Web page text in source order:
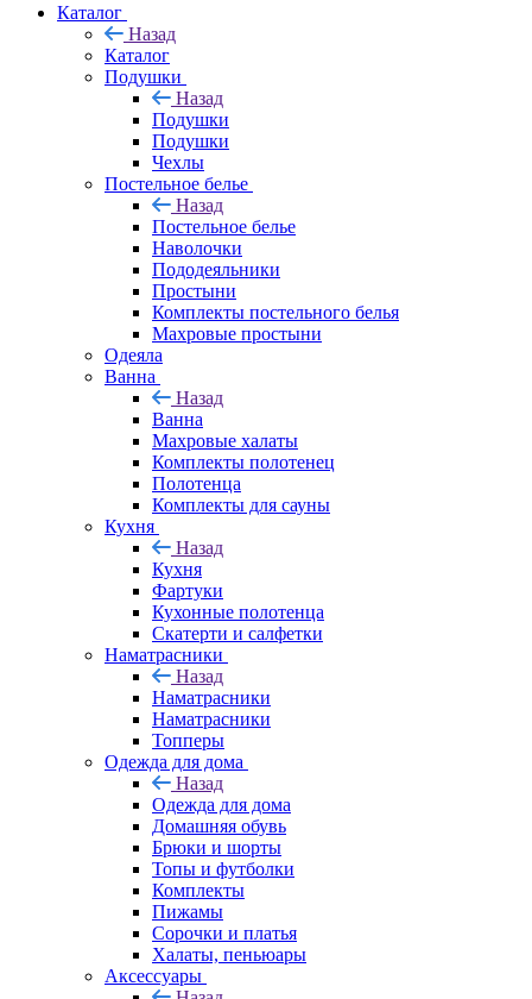
Каталог
Назад
Каталог
Подушки
Назад
Подушки
Подушки
Чехлы
Постельное белье
Назад
Постельное белье
Наволочки
Пододеяльники
Простыни
Комплекты постельного белья
Махровые простыни
Одеяла
Ванна
Назад
Ванна
Махровые халаты
Комплекты полотенец
Полотенца
Комплекты для сауны
Кухня
Назад
Кухня
Фартуки
Кухонные полотенца
Скатерти и салфетки
Наматрасники
Назад
Наматрасники
Наматрасники
Топперы
Одежда для дома
Назад
Одежда для дома
Домашняя обувь
Брюки и шорты
Топы и футболки
Комплекты
Пижамы
Сорочки и платья
Халаты, пеньюары
Аксессуары